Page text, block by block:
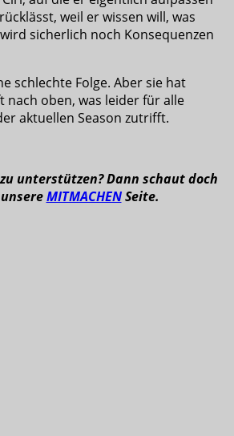
weil er wissen will, was
sicherlich noch Konsequenzen
schlechte Folge. Aber sie hat
nach oben, was leider für alle
aktuellen Season zutrifft.
unterstützen? Dann schaut doch
MITMACHENSeite.